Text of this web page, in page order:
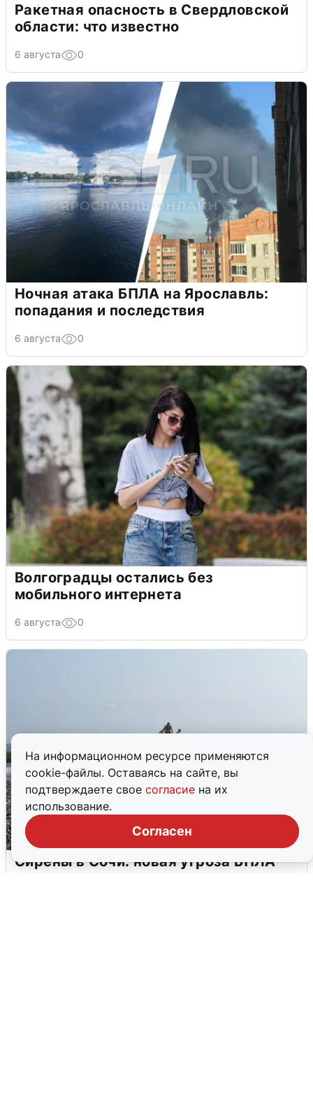
На информационном ресурсе применяются
cookie-файлы. Оставаясь на сайте, вы
подтверждаете свое согласие на их
использование.
Согласен
Ракетная опасность в Свердловской
области: что известно
6 августа 0
Ночная атака БПЛА на Ярославль:
попадания и последствия
6 августа 0
Волгоградцы остались без
мобильного интернета
6 августа 0
Сирены в Сочи: новая угроза БПЛА